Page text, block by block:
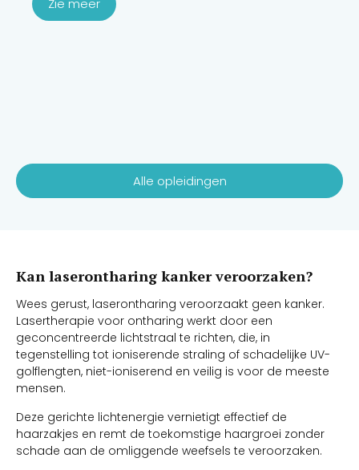
Zie meer
Alle opleidingen
Kan laserontharing kanker veroorzaken?
Wees gerust, laserontharing veroorzaakt geen kanker.
Lasertherapie voor ontharing werkt door een
geconcentreerde lichtstraal te richten, die, in
tegenstelling tot ioniserende straling of schadelijke UV-
golflengten, niet-ioniserend en veilig is voor de meeste
mensen.
Deze gerichte lichtenergie vernietigt effectief de
haarzakjes en remt de toekomstige haargroei zonder
schade aan de omliggende weefsels te veroorzaken.